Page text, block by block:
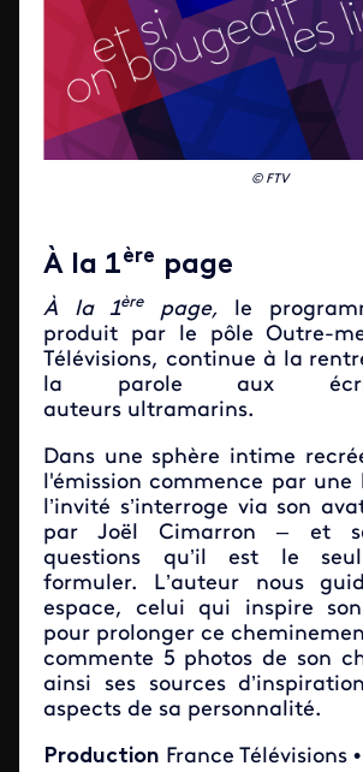
© FTV
À la 1ère page
À la 1èrepage, le
produit par le pôle Outre-
Télévisions, continue à la
la parole aux
auteurs ultramarins.
Dans une sphère intime
l'émission commence par une
l’invité s’interroge via son
par Joël Cimarron – et
questions qu’il est le
formuler. L’auteur nous
espace, celui qui inspire
pour prolonger ce
commente 5 photos de son
ainsi ses sources
aspects de sa personnalité.
Production France Télévisions